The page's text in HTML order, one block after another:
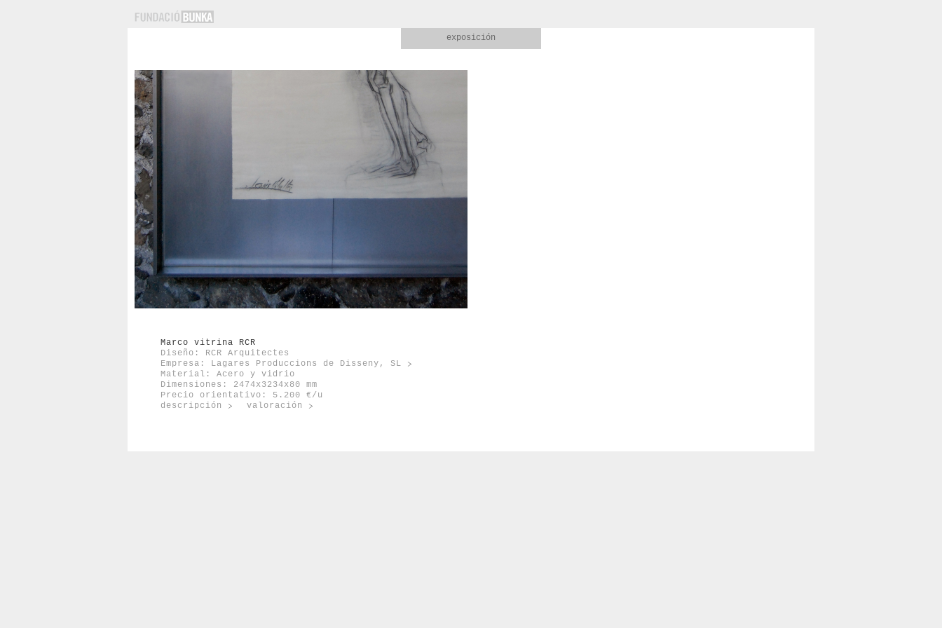
cocina
oficina
exposición
exposición
infantil
exterior
Marco vitrina RCR
Diseño: RCR Arquitectes
Empresa: Lagares Produccions de Disseny, SL
Material: Acero y vidrio
Dimensiones: 2474x3234x80 mm
Precio orientativo: 5.200 €/u
descripción
valoración